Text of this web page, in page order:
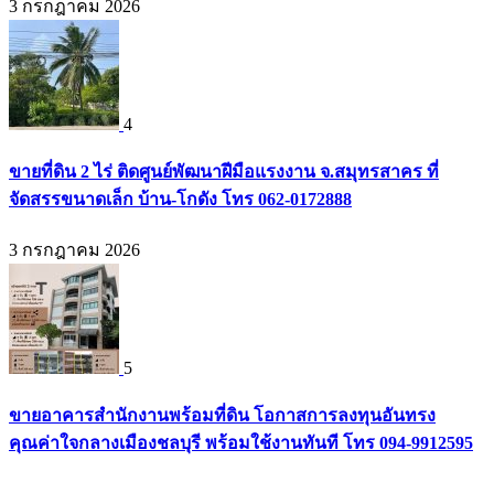
3 กรกฎาคม 2026
4
ขายที่ดิน 2 ไร่ ติดศูนย์พัฒนาฝีมือแรงงาน จ.สมุทรสาคร ที่
จัดสรรขนาดเล็ก บ้าน-โกดัง โทร 062-0172888
3 กรกฎาคม 2026
5
ขายอาคารสำนักงานพร้อมที่ดิน โอกาสการลงทุนอันทรง
คุณค่าใจกลางเมืองชลบุรี พร้อมใช้งานทันที โทร 094-9912595